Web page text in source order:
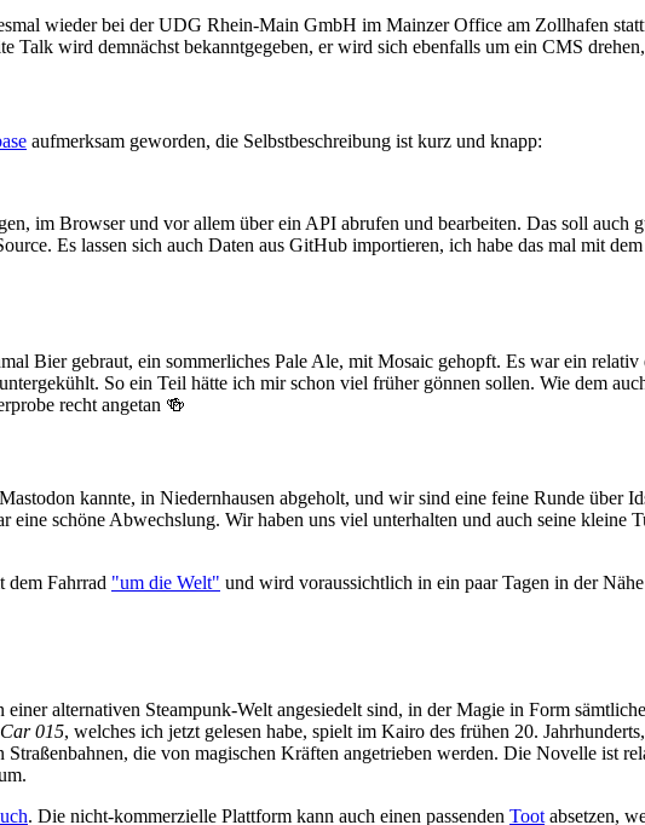
wieder bei der UDG Rhein-Main GmbH im Mainzer Office am Zollhafen
wird demnächst bekanntgegeben, er wird sich ebenfalls um ein CMS
aufmerksam geworden, die Selbstbeschreibung ist kurz und knapp:
im Browser und vor allem über ein API abrufen und bearbeiten. Das soll
Es lassen sich auch Daten aus GitHub importieren, ich habe das mal mit
Bier gebraut, ein sommerliches Pale Ale, mit Mosaic gehopft. Es war ein
So ein Teil hätte ich mir schon viel früher gönnen sollen. Wie dem
recht angetan 🍻
kannte, in Niedernhausen abgeholt, und wir sind eine feine Runde über
schöne Abwechslung. Wir haben uns viel unterhalten und auch seine kleine
dem Fahrrad "um die Welt" und wird voraussichtlich in ein paar Tagen in der
einer alternativen Steampunk-Welt angesiedelt sind, in der Magie in Form
015, welches ich jetzt gelesen habe, spielt im Kairo des frühen 20.
Straßenbahnen, die von magischen Kräften angetrieben werden. Die Novelle ist
. Die nicht-kommerzielle Plattform kann auch einen passenden Tootabsetzen,